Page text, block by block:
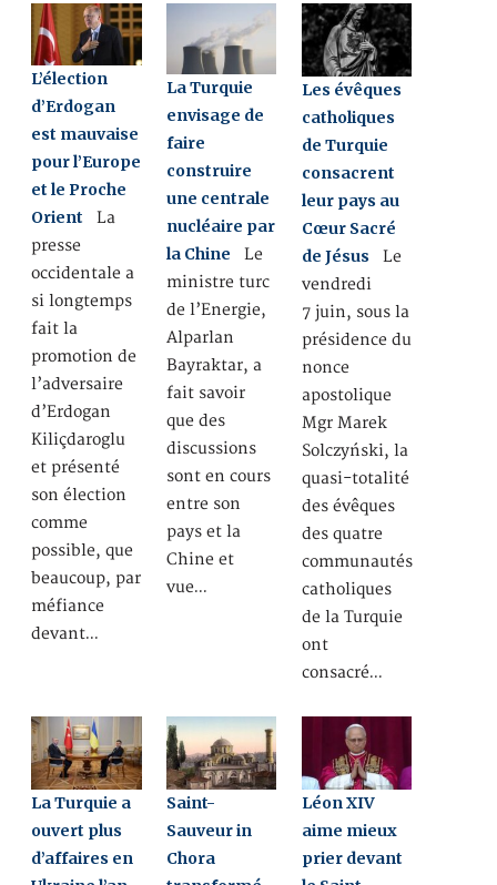
L’élection
d’Erdogan
est mauvaise
pour l’Europe
et le Proche
Orient La
presse
occidentale a
si longtemps
fait la
promotion de
l’adversaire
d’Erdogan
Kiliçdaroglu
et présenté
son élection
comme
possible, que
beaucoup, par
méfiance
devant…
La Turquie
envisage de
faire
construire
une centrale
nucléaire par
la Chine Le
ministre turc
de l’Energie,
Alparlan
Bayraktar, a
fait savoir
que des
discussions
sont en cours
entre son
pays et la
Chine et
vue…
Les évêques
catholiques
de Turquie
consacrent
leur pays au
Cœur Sacré
de Jésus Le
vendredi
7 juin, sous la
présidence du
nonce
apostolique
Mgr Marek
Solczyński, la
quasi-totalité
des évêques
des quatre
communautés
catholiques
de la Turquie
ont
consacré…
La Turquie a
ouvert plus
d’affaires en
Saint-
Sauveur in
Chora
Léon XIV
aime mieux
prier devant